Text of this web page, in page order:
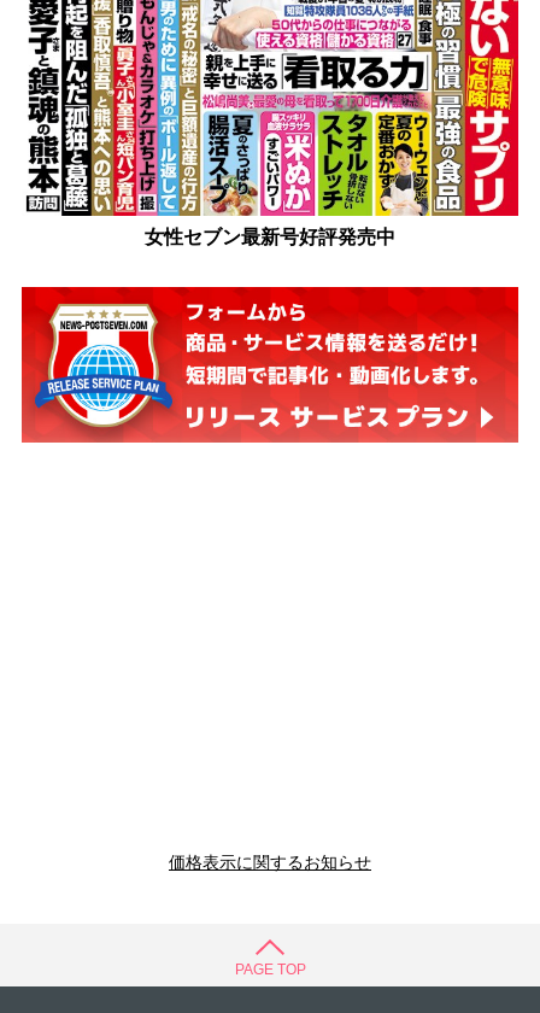
女性セブン最新号好評発売中
価格表示に関するお知らせ
PAGE TOP